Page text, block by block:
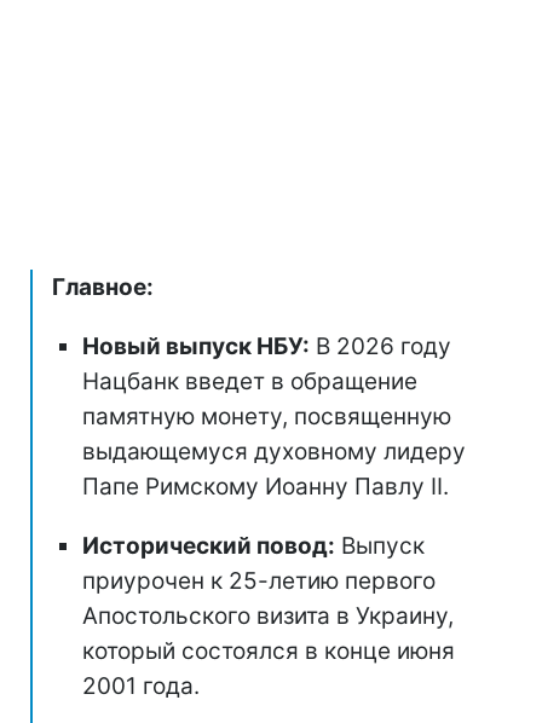
Главное:
Новый выпуск НБУ: В 2026 году
Нацбанк введет в обращение
памятную монету, посвященную
выдающемуся духовному лидеру
Папе Римскому Иоанну Павлу II.
Исторический повод: Выпуск
приурочен к 25-летию первого
Апостольского визита в Украину,
который состоялся в конце июня
2001 года.